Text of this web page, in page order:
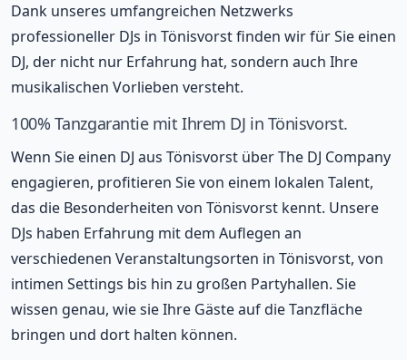
Dank unseres umfangreichen Netzwerks
professioneller DJs in Tönisvorst finden wir für Sie einen
DJ, der nicht nur Erfahrung hat, sondern auch Ihre
musikalischen Vorlieben versteht.
100% Tanzgarantie mit Ihrem DJ in Tönisvorst.
Wenn Sie einen DJ aus Tönisvorst über The DJ Company
engagieren, profitieren Sie von einem lokalen Talent,
das die Besonderheiten von Tönisvorst kennt. Unsere
DJs haben Erfahrung mit dem Auflegen an
verschiedenen Veranstaltungsorten in Tönisvorst, von
intimen Settings bis hin zu großen Partyhallen. Sie
wissen genau, wie sie Ihre Gäste auf die Tanzfläche
bringen und dort halten können.